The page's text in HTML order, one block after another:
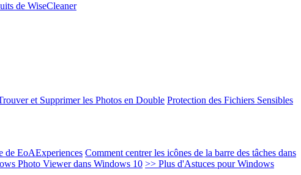
de WiseCleaner
et Supprimer les Photos en Double Protection des Fichiers Sensibles
de EoAExperiences Comment centrer les icônes de la barre des tâches dans
Photo Viewer dans Windows 10 >> Plus d'Astuces pour Windows